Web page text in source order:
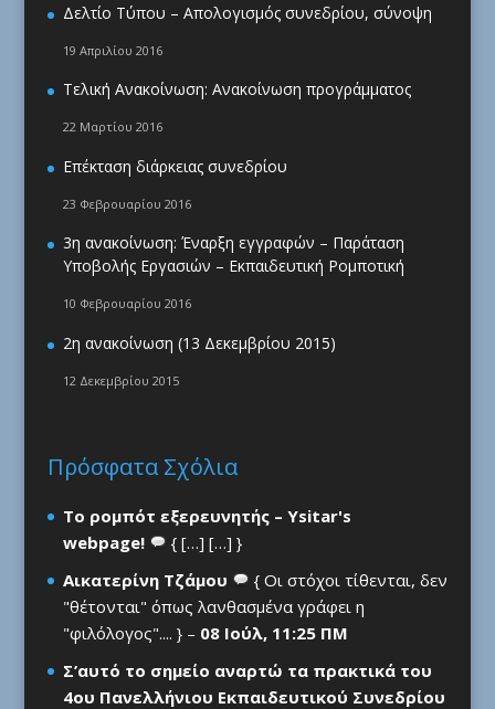
Δελτίο Τύπου – Απολογισμός συνεδρίου, σύνοψη
19 Απριλίου 2016
Τελική Ανακοίνωση: Ανακοίνωση προγράμματος
22 Μαρτίου 2016
Επέκταση διάρκειας συνεδρίου
23 Φεβρουαρίου 2016
3η ανακοίνωση: Έναρξη εγγραφών – Παράταση
Υποβολής Εργασιών – Εκπαιδευτική Ρομποτική
10 Φεβρουαρίου 2016
2η ανακοίνωση (13 Δεκεμβρίου 2015)
12 Δεκεμβρίου 2015
Πρόσφατα Σχόλια
Το ρομπότ εξερευνητής – Ysitar's
webpage!
{ […] […] }
Αικατερίνη Τζάμου
{ Οι στόχοι τίθενται, δεν
"θέτονται" όπως λανθασμένα γράφει η
"φιλόλογος".... } – 08 Ιούλ, 11:25 ΠΜ
Σ’αυτό το σημείο αναρτώ τα πρακτικά του
4ου Πανελλήνιου Εκπαιδευτικού Συνεδρίου